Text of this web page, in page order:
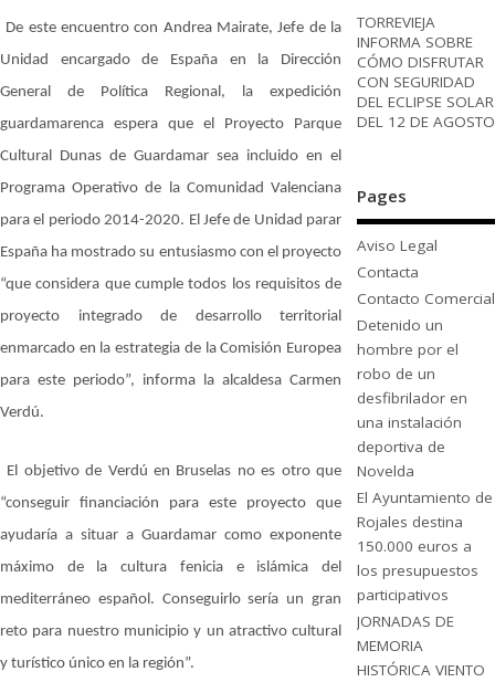
De este encuentro con Andrea Mairate, Jefe de la
Unidad encargado de España en la Dirección
General de Política Regional, la expedición
guardamarenca espera que el Proyecto Parque
Cultural Dunas de Guardamar sea incluido en el
Programa Operativo de la Comunidad Valenciana
para el periodo 2014-2020. El Jefe de Unidad parar
España ha mostrado su entusiasmo con el proyecto
“que considera que cumple todos los requisitos de
proyecto integrado de desarrollo territorial
enmarcado en la estrategia de la Comisión Europea
para este periodo”, informa la alcaldesa Carmen
Verdú.
El objetivo de Verdú en Bruselas no es otro que
“conseguir financiación para este proyecto que
ayudaría a situar a Guardamar como exponente
máximo de la cultura fenicia e islámica del
mediterráneo español. Conseguirlo sería un gran
reto para nuestro municipio y un atractivo cultural
y turístico único en la región”.
TORREVIEJA
INFORMA SOBRE
CÓMO DISFRUTAR
CON SEGURIDAD
DEL ECLIPSE SOLAR
DEL 12 DE AGOSTO
Pages
Aviso Legal
Contacta
Contacto Comercial
Detenido un
hombre por el
robo de un
desfibrilador en
una instalación
deportiva de
Novelda
El Ayuntamiento de
Rojales destina
150.000 euros a
los presupuestos
participativos
JORNADAS DE
MEMORIA
HISTÓRICA VIENTO